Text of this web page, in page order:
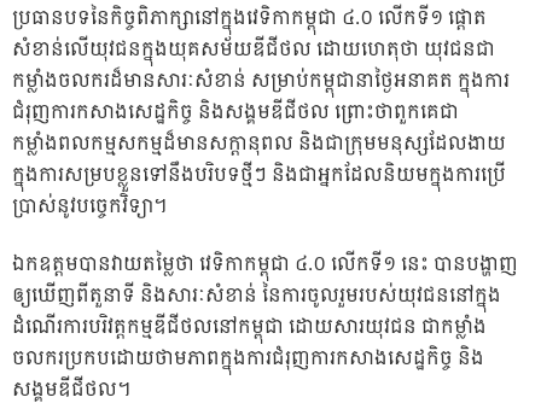
ប្រធានបទនៃកិច្ចពិភាក្សានៅក្នុងវេទិកាកម្ពុជា ៤.០ លើកទី១ ផ្តោត
សំខាន់លើយុវជនក្នុងយុគសម័យឌីជីថល ដោយហេតុថា យុវជនជា
កម្លាំងចលករដ៏មានសារៈសំខាន់ សម្រាប់កម្ពុជានាថ្ងៃអនាគត ក្នុងការ
ជំរុញការកសាងសេដ្ឋកិច្ច និងសង្គមឌីជីថល ព្រោះថាពួកគេជា
កម្លាំងពលកម្មសកម្មដ៏មានសក្តានុពល និងជាក្រុមមនុស្សដែលងាយ
ក្នុងការសម្របខ្លួនទៅនឹងបរិបទថ្មីៗ និងជាអ្នកដែលនិយមក្នុងការប្រើ
ប្រាស់នូវបច្ចេកវិទ្យា។
ឯកឧត្តមបានវាយតម្លៃថា វេទិកាកម្ពុជា ៤.០ លើកទី១ នេះ បានបង្ហាញ
ឲ្យឃើញពីតួនាទី និងសារៈសំខាន់ នៃការចូលរួមរបស់យុវជននៅក្នុង
ដំណើរការបរិវត្តកម្មឌីជីថលនៅកម្ពុជា ដោយសារយុវជន ជាកម្លាំង
ចលករប្រកបដោយថាមភាពក្នុងការជំរុញការកសាងសេដ្ឋកិច្ច និង
សង្គមឌីជីថល។